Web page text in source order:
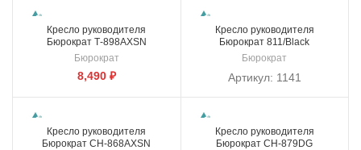
Кресло руководителя
Бюрократ Т-898AXSN
Бюрократ
8,490 ₽
Кресло руководителя
Бюрократ 811/Black
Бюрократ
Артикул: 1141
Кресло руководителя
Бюрократ CH-868AXSN
Кресло руководителя
Бюрократ CH-879DG